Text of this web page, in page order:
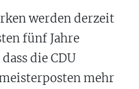
werden derzeit
fünf Jahre
die CDU
mehr